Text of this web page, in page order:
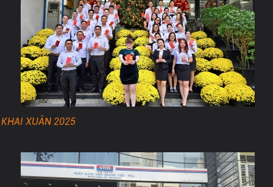
KHAI XUÂN 2025